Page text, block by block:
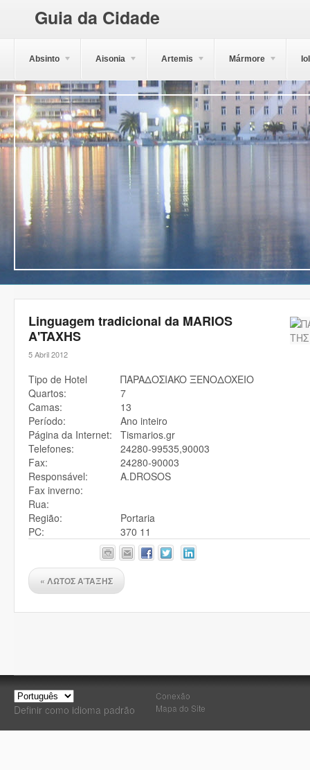
Guia da Cidade
Absinto Aisonia Artemis Mármore
Linguagem tradicional da MARIOS
A'TAXHS
5 Abril 2012
Tipo de Hotel
ΠAPAΔOΣIAKO ΞENOΔOXEIO
Quartos:
7
Camas:
13
Período:
Ano inteiro
Página da Internet:
Tismarios.gr
Telefones:
24280-99535,90003
Fax:
24280-90003
Responsável:
A.DROSOS
Fax inverno:
Rua:
Região:
Portaria
PC:
370 11
« ΛΩΤΟΣ A’TAΞHΣ
Definir como idioma padrão
Conexão
Mapa do Site